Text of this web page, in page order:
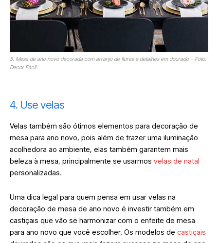
5. Mesa de ano novo decorada com arranjo de flores e detalhes em dourado – Foto:
Decor Fácil
4. Use velas
Velas também são ótimos elementos para decoração de
mesa para ano novo, pois além de trazer uma iluminação
acolhedora ao ambiente, elas também garantem mais
beleza à mesa, principalmente se usarmos velas de natal
personalizadas.
Uma dica legal para quem pensa em usar velas na
decoração de mesa de ano novo é investir também em
castiçais que vão se harmonizar com o enfeite de mesa
para ano novo que você escolher. Os modelos de castiçais